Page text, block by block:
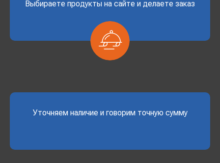
Выбираете продукты на сайте и делаете заказ
Уточняем наличие и говорим точную сумму